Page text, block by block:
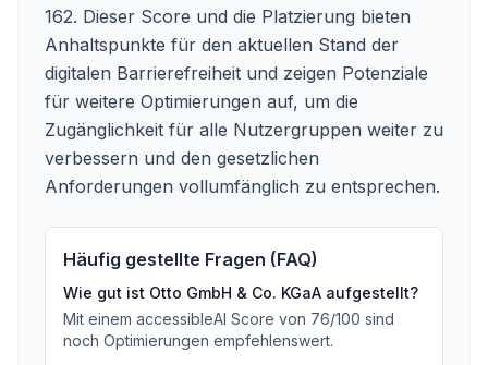
162. Dieser Score und die Platzierung bieten
Anhaltspunkte für den aktuellen Stand der
digitalen Barrierefreiheit und zeigen Potenziale
für weitere Optimierungen auf, um die
Zugänglichkeit für alle Nutzergruppen weiter zu
verbessern und den gesetzlichen
Anforderungen vollumfänglich zu entsprechen.
Häufig gestellte Fragen (FAQ)
Wie gut ist Otto GmbH & Co. KGaA aufgestellt?
Mit einem accessibleAI Score von 76/100 sind
noch Optimierungen empfehlenswert.